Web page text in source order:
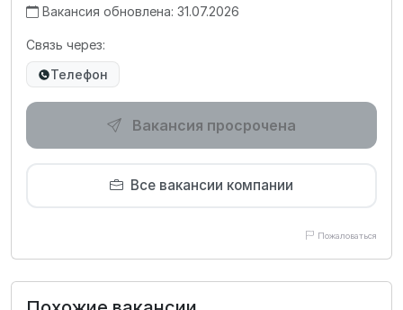
Вакансия обновлена: 31.07.2026
Связь через:
Телефон
Вакансия просрочена
Все вакансии компании
Пожаловаться